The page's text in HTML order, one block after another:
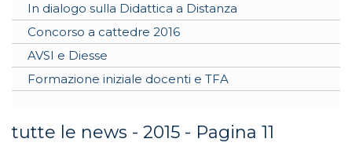
In dialogo sulla Didattica a Distanza
Concorso a cattedre 2016
AVSI e Diesse
Formazione iniziale docenti e TFA
tutte le news - 2015 - Pagina 11